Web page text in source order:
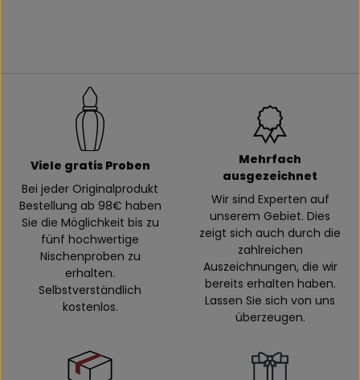
Viele gratis Proben
Bei jeder Originalprodukt
Bestellung ab 98€ haben
Sie die Möglichkeit bis zu
fünf hochwertige
Nischenproben zu
erhalten.
Selbstverständlich
kostenlos.
Mehrfach
ausgezeichnet
Wir sind Experten auf
unserem Gebiet. Dies
zeigt sich auch durch die
zahlreichen
Auszeichnungen, die wir
bereits erhalten haben.
Lassen Sie sich von uns
überzeugen.